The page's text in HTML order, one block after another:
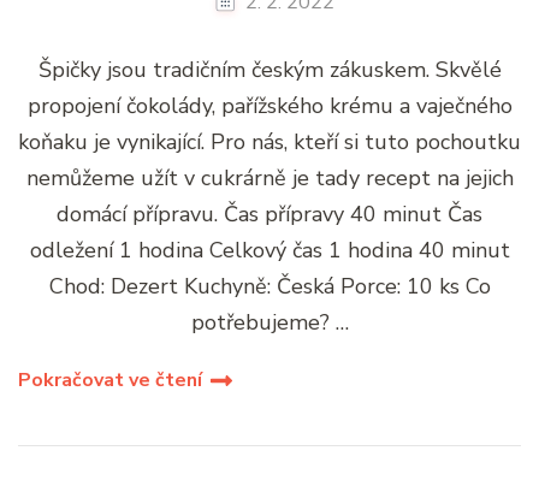
Špičky jsou tradičním českým zákuskem. Skvělé
propojení čokolády, pařížského krému a vaječného
koňaku je vynikající. Pro nás, kteří si tuto pochoutku
nemůžeme užít v cukrárně je tady recept na jejich
domácí přípravu. Čas přípravy 40 minut Čas
odležení 1 hodina Celkový čas 1 hodina 40 minut
Chod: Dezert Kuchyně: Česká Porce: 10 ks Co
potřebujeme? …
Pokračovat ve čtení